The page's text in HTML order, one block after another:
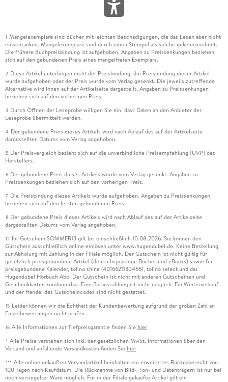
1 Mängelexemplare sind Bücher mit leichten Beschädigungen, die das Lesen aber nicht
einschränken. Mängelexemplare sind durch einen Stempel als solche gekennzeichnet.
Die frühere Buchpreisbindung ist aufgehoben. Angaben zu Preissenkungen beziehen
sich auf den gebundenen Preis eines mangelfreien Exemplars.
2 Diese Artikel unterliegen nicht der Preisbindung, die Preisbindung dieser Artikel
wurde aufgehoben oder der Preis wurde vom Verlag gesenkt. Die jeweils zutreffende
Alternative wird Ihnen auf der Artikelseite dargestellt. Angaben zu Preissenkungen
beziehen sich auf den vorherigen Preis.
3 Durch Öffnen der Leseprobe willigen Sie ein, dass Daten an den Anbieter der
Leseprobe übermittelt werden.
4 Der gebundene Preis dieses Artikels wird nach Ablauf des auf der Artikelseite
dargestellten Datums vom Verlag angehoben.
5 Der Preisvergleich bezieht sich auf die unverbindliche Preisempfehlung (UVP) des
Herstellers.
6 Der gebundene Preis dieses Artikels wurde vom Verlag gesenkt. Angaben zu
Preissenkungen beziehen sich auf den vorherigen Preis.
7 Die Preisbindung dieses Artikels wurde aufgehoben. Angaben zu Preissenkungen
beziehen sich auf den letzten gebundenen Preis.
8 Der gebundene Preis dieses Artikels wird nach Ablauf des auf der Artikelseite
dargestellten Datums vom Verlag angehoben.
12 Ihr Gutschein SOMMER13 gilt bis einschließlich 10.08.2026. Sie können den
Gutschein ausschließlich online einlösen unter www.hugendubel.de. Keine Bestellung
zur Abholung mit Zahlung in der Filiale möglich. Der Gutschein ist nicht gültig für
gesetzlich preisgebundene Artikel (deutschsprachige Bücher und eBooks) sowie für
preisgebundene Kalender, tolino shine (4016621130466), tolino select und das
Hugendubel Hörbuch Abo. Der Gutschein ist nicht mit anderen Gutscheinen und
Geschenkkarten kombinierbar. Eine Barauszahlung ist nicht möglich. Ein Weiterverkauf
und der Handel des Gutscheincodes sind nicht gestattet.
15 Leider können wir die Echtheit der Kundenbewertung aufgrund der großen Zahl an
Einzelbewertungen nicht prüfen.
16 Alle Informationen zur Tiefpreisgarantie finden Sie hier
* Alle Preise verstehen sich inkl. der gesetzlichen MwSt. Informationen über den
Versand und anfallende Versandkosten finden Sie hier
*** Alle online gekauften Versandartikel beinhalten ein erweitertes Rückgaberecht von
100 Tagen nach Kaufdatum. Die Rücknahme von Bild-, Ton- und Datenträgern ist nur bei
noch versiegelter Ware möglich. Für in der Filiale gekaufte Artikel gilt ein